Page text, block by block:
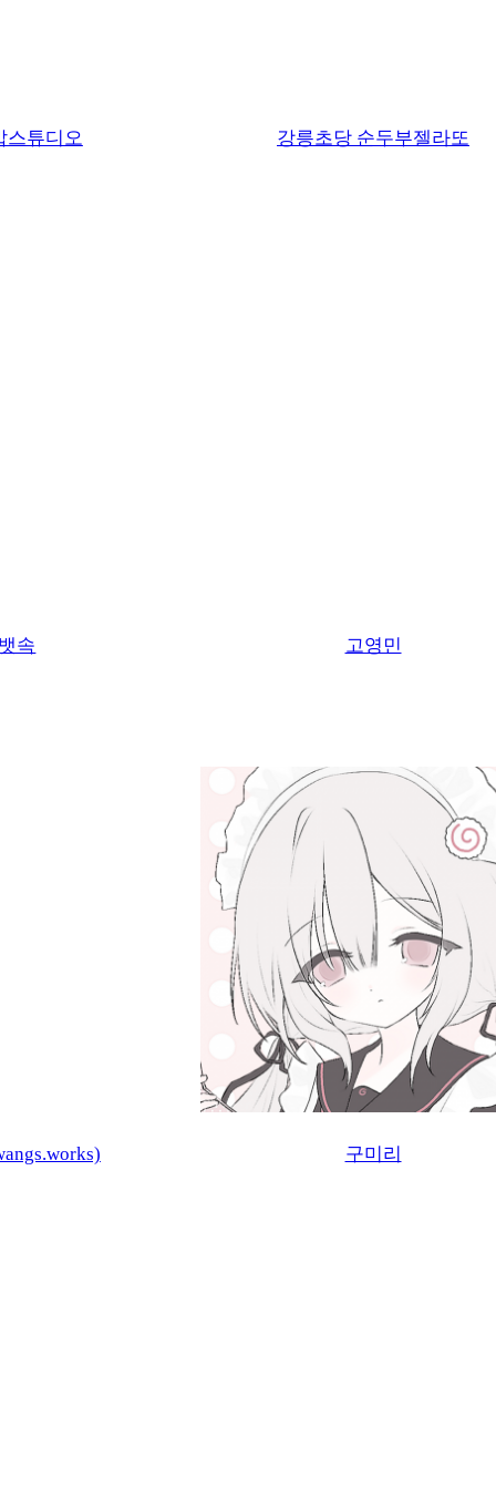
스튜디오 강릉초당 순두부젤라또
속 고영민
구미리